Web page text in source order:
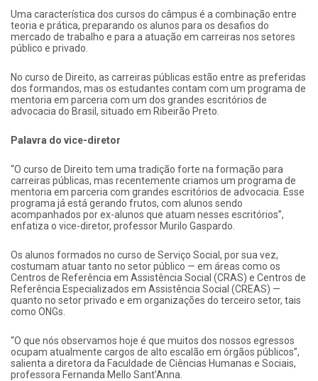
Uma característica dos cursos do câmpus é a combinação entre
teoria e prática, preparando os alunos para os desafios do
mercado de trabalho e para a atuação em carreiras nos setores
público e privado.
No curso de Direito, as carreiras públicas estão entre as preferidas
dos formandos, mas os estudantes contam com um programa de
mentoria em parceria com um dos grandes escritórios de
advocacia do Brasil, situado em Ribeirão Preto.
Palavra do vice-diretor
“O curso de Direito tem uma tradição forte na formação para
carreiras públicas, mas recentemente criamos um programa de
mentoria em parceria com grandes escritórios de advocacia. Esse
programa já está gerando frutos, com alunos sendo
acompanhados por ex-alunos que atuam nesses escritórios”,
enfatiza o vice-diretor, professor Murilo Gaspardo.
Os alunos formados no curso de Serviço Social, por sua vez,
costumam atuar tanto no setor público — em áreas como os
Centros de Referência em Assistência Social (CRAS) e Centros de
Referência Especializados em Assistência Social (CREAS) —
quanto no setor privado e em organizações do terceiro setor, tais
como ONGs.
“O que nós observamos hoje é que muitos dos nossos egressos
ocupam atualmente cargos de alto escalão em órgãos públicos”,
salienta a diretora da Faculdade de Ciências Humanas e Sociais,
professora Fernanda Mello Sant’Anna.